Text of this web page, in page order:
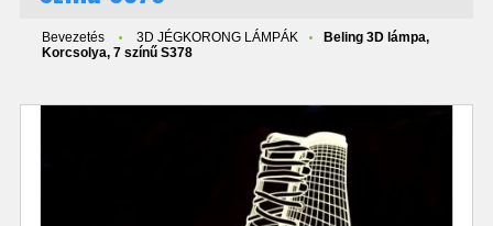
Bevezetés 3D JÉGKORONG LÁMPÁK
Beling 3D lámpa,
Korcsolya, 7 színű S378